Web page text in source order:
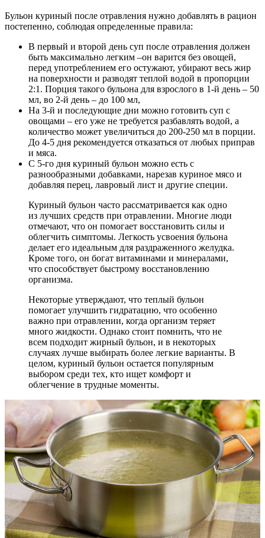
Бульон куриный после отравления нужно добавлять в рацион
постепенно, соблюдая определенные правила:
В первый и второй день суп после отравления должен
быть максимально легким –он варится без овощей,
перед употреблением его остужают, убирают весь жир
на поверхности и разводят теплой водой в пропорции
2:1. Порция такого бульона для взрослого в 1-й день – 50
мл, во 2-й день – до 100 мл,
На 3-й и последующие дни можно готовить суп с
овощами – его уже не требуется разбавлять водой, а
количество может увеличиться до 200-250 мл в порции.
До 4-5 дня рекомендуется отказаться от любых приправ
и мяса.
С 5-го дня куриный бульон можно есть с
разнообразными добавками, нарезав куриное мясо и
добавляя перец, лавровый лист и другие специи.
Куриный бульон часто рассматривается как одно
из лучших средств при отравлении. Многие люди
отмечают, что он помогает восстановить силы и
облегчить симптомы. Легкость усвоения бульона
делает его идеальным для раздраженного желудка.
Кроме того, он богат витаминами и минералами,
что способствует быстрому восстановлению
организма.
Некоторые утверждают, что теплый бульон
помогает улучшить гидратацию, что особенно
важно при отравлении, когда организм теряет
много жидкости. Однако стоит помнить, что не
всем подходит жирный бульон, и в некоторых
случаях лучше выбирать более легкие варианты. В
целом, куриный бульон остается популярным
выбором среди тех, кто ищет комфорт и
облегчение в трудные моменты.